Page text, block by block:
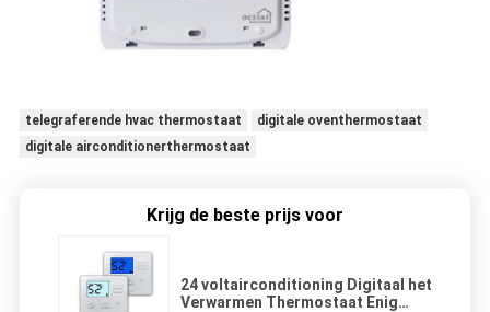
telegraferende hvac thermostaat
digitale oventhermostaat
digitale airconditionerthermostaat
Krijg de beste prijs voor
24 voltairconditioning Digitaal het
Verwarmen Thermostaat Enig